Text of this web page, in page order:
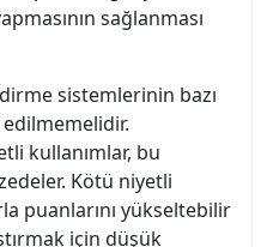
sağlanması
sistemlerinin bazı
edilmemelidir.
kullanımlar, bu
Kötü niyetli
puanlarını yükseltebilir
için düşük